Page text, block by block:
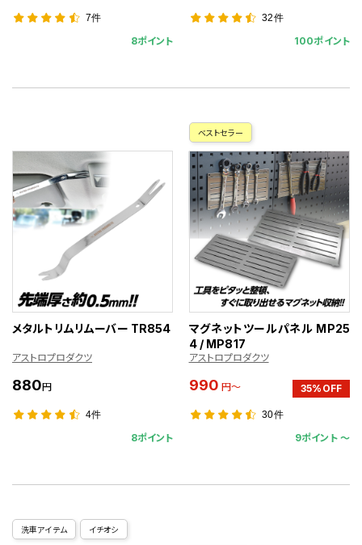
7件
8ポイント
32件
100ポイント
メタルトリムリムーバー TR854
アストロプロダクツ
880円
4件
8ポイント
ベストセラー
マグネットツールパネル MP25
4 / MP817
アストロプロダクツ
990 円～ 35%OFF
30件
9ポイント 〜
洗車アイテム イチオシ